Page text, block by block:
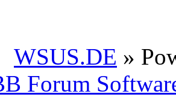
WSUS.DE »
Forum